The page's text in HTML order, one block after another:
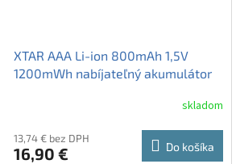
XTAR AAA Li-ion 800mAh 1,5V
1200mWh nabíjateľný akumulátor
skladom
13,74 € bez DPH
16,90 € Do košíka